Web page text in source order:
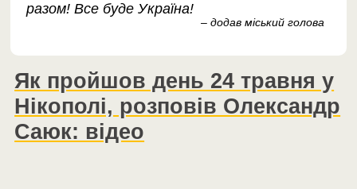
разом! Все буде Україна!
– додав міський голова
Як пройшов день 24 травня у
Нікополі, розповів Олександр
Саюк: відео